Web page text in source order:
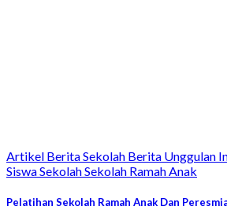
Artikel Berita Sekolah Berita Unggulan
Siswa Sekolah Sekolah Ramah Anak
Pelatihan Sekolah Ramah Anak Dan